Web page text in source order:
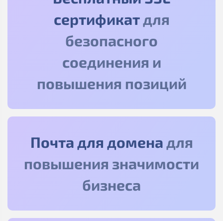
сертификатдля
безопасного
соединения и
повышения позиций
Почта для доменадля
повышения значимости
бизнеса